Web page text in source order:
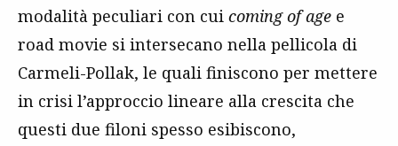
modalità peculiari con cui coming of age e
road movie si intersecano nella pellicola di
Carmeli-Pollak, le quali finiscono per mettere
in crisi l’approccio lineare alla crescita che
questi due filoni spesso esibiscono,